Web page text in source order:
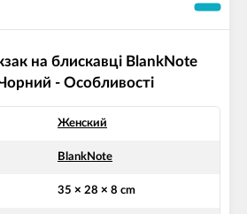
на блискавці BlankNote
- Особливості
Женский
BlankNote
35 × 28 × 8 cm